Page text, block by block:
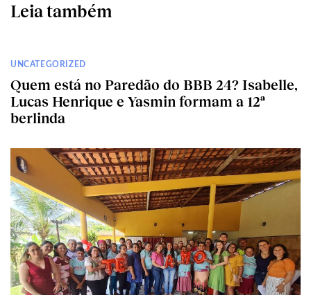
Leia também
UNCATEGORIZED
Quem está no Paredão do BBB 24? Isabelle,
Lucas Henrique e Yasmin formam a 12ª
berlinda